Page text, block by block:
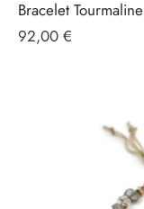
Bracelet
92,00 €